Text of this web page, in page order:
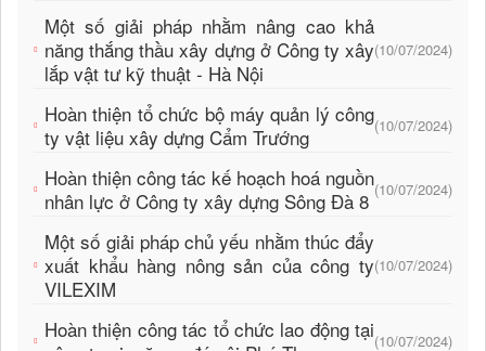
Một số giải pháp nhằm nâng cao khả
năng thắng thầu xây dựng ở Công ty xây
lắp vật tư kỹ thuật - Hà Nội
(10/07/2024)
Hoàn thiện tổ chức bộ máy quản lý công
ty vật liệu xây dựng Cẩm Trướng
(10/07/2024)
Hoàn thiện công tác kế hoạch hoá nguồn
nhân lực ở Công ty xây dựng Sông Đà 8 (10/07/2024)
Một số giải pháp chủ yếu nhằm thúc đẩy
xuất khẩu hàng nông sản của công ty
VILEXIM
(10/07/2024)
Hoàn thiện công tác tổ chức lao động tại(10/07/2024)